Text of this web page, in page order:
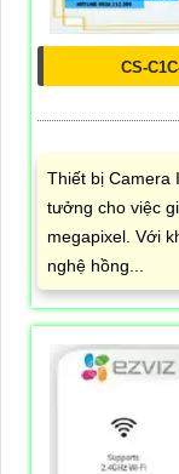
CS-
Thiết bị Camera
tưởng cho việc
megapixel. Với
nghệ hồng...